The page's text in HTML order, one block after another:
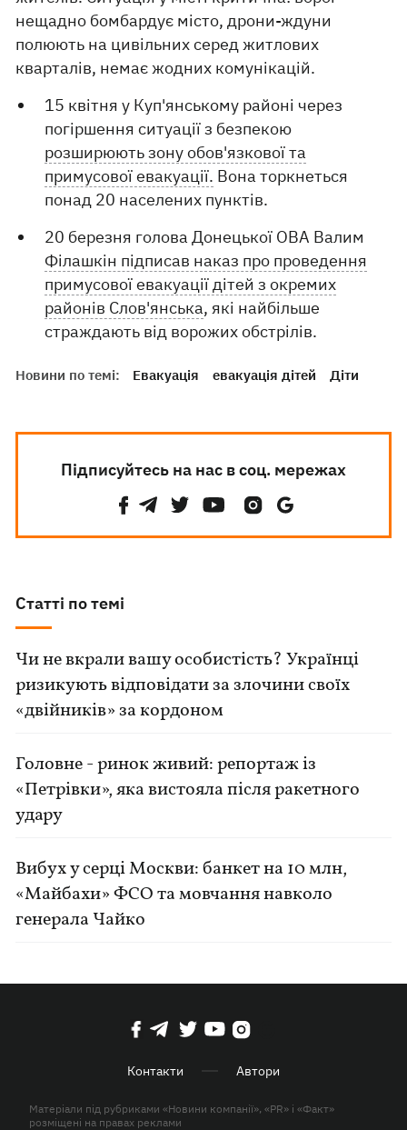
нещадно бомбардує місто, дрони-ждуни
полюють на цивільних серед житлових
кварталів, немає жодних комунікацій.
15 квітня у Куп'янському районі через
погіршення ситуації з безпекою
розширюють зону обов'язкової та
примусової евакуації. Вона торкнеться
понад 20 населених пунктів.
20 березня голова Донецької ОВА Валим
Філашкін підписав наказ про проведення
примусової евакуації дітей з окремих
районів Слов'янська, які найбільше
страждають від ворожих обстрілів.
Новини по темі: Евакуація евакуація дітей Діти
Підписуйтесь на нас в соц. мережах
Статті по темі
Чи не вкрали вашу особистість? Українці
ризикують відповідати за злочини своїх
«двійників» за кордоном
Головне - ринок живий: репортаж із
«Петрівки», яка вистояла після ракетного
удару
Вибух у серці Москви: банкет на 10 млн,
«Майбахи» ФСО та мовчання навколо
генерала Чайко
Контакти Автори
Матеріали під рубриками «Новини компанії», «PR» і «Факт»
розміщені на правах реклами